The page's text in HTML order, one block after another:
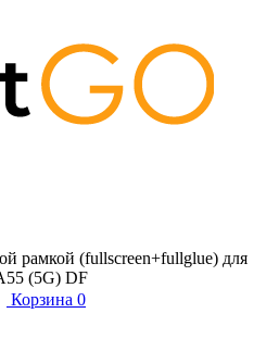
рамкой (fullscreen+fullglue) для
(5G) DF
Корзина 0